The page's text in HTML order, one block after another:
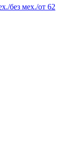
без мех./от 62